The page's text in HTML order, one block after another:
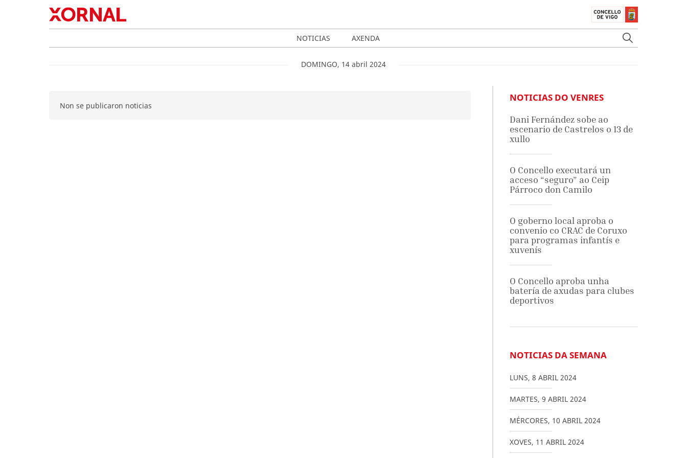
NOTICIAS AXENDA
DOMINGO, 14 abril 2024
Non se publicaron noticias
NOTICIAS DO VENRES
Dani Fernández sobe ao
escenario de Castrelos o 13 de
xullo
O Concello executará un
acceso “seguro” ao Ceip
Párroco don Camilo
O goberno local aproba o
convenio co CRAC de Coruxo
para programas infantís e
xuvenís
O Concello aproba unha
batería de axudas para clubes
deportivos
NOTICIAS DA SEMANA
LUNS, 8 ABRIL 2024
MARTES, 9 ABRIL 2024
MÉRCORES, 10 ABRIL 2024
XOVES, 11 ABRIL 2024